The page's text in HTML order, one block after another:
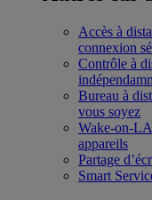
Accès à
connexion
Contrôle à
Bureau à
vous soyez
Wake-on-
appareils
Partage
Smart